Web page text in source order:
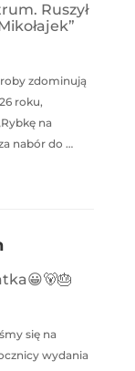
Ruszył
zdominują
roku,
na
nabór do …
się na
wydania